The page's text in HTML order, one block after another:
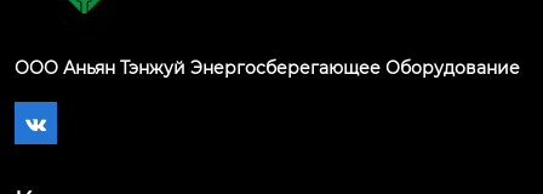
ООО Аньян Тэнжуй Энергосберегающее Оборудование
